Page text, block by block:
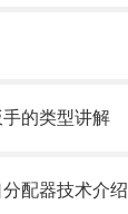
的类型讲解
配器技术介绍